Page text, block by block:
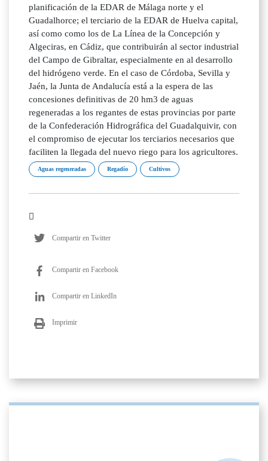
planificación de la EDAR de Málaga norte y el
Guadalhorce; el terciario de la EDAR de Huelva capital,
así como como los de La Línea de la Concepción y
Algeciras, en Cádiz, que contribuirán al sector industrial
del Campo de Gibraltar, especialmente en al desarrollo
del hidrógeno verde. En el caso de Córdoba, Sevilla y
Jaén, la Junta de Andalucía está a la espera de las
concesiones definitivas de 20 hm3 de aguas
regeneradas a los regantes de estas provincias por parte
de la Confederación Hidrográfica del Guadalquivir, con
el compromiso de ejecutar los terciarios necesarios que
faciliten la llegada del nuevo riego para los agricultores.
Aguas regeneradas Regadío Cultivos
Compartir en Twitter
Compartir en Facebook
Compartir en LinkedIn
Imprimir